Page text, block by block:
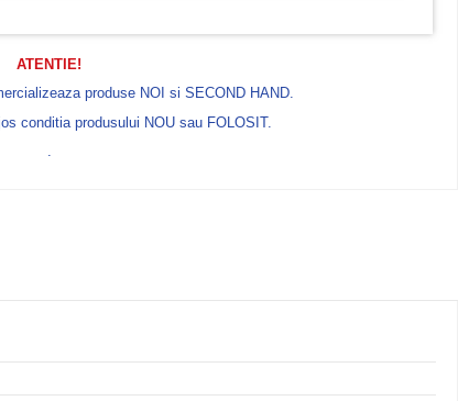
ATENTIE!
produse NOI si SECOND HAND.
conditia produsului NOU sau FOLOSIT.